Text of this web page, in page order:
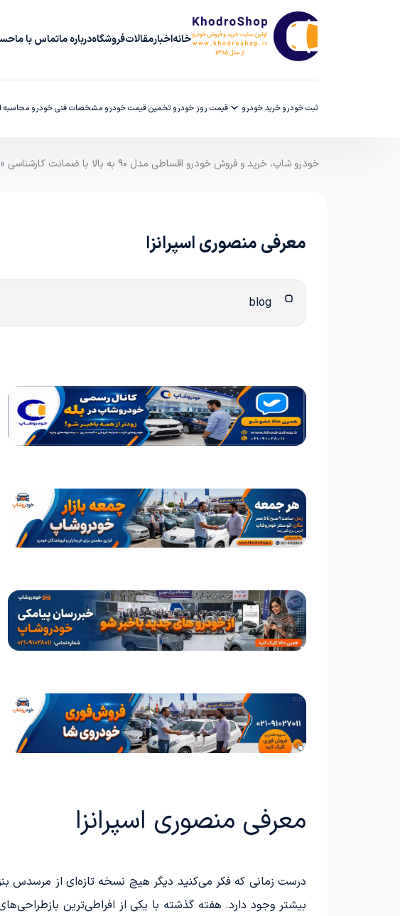
خانهاخبارمقالاتفروشگاهدرباره‌ ماتماس با ما
ثبت خودروخرید خودرو قیمت روز خودرو تخمین قیمت خودرو مشخصات فنی خودرو محاسبه
خودرو شاپ، خرید و فروش خودرو اقساطی مدل ۹۰ به بالا با ضمانت کارشناسی »
معرفی منصوری اسپرانزا
معرفی منصوری اسپرانزا
بیشتر وجود دارد. هفته گذشته با یکی از افراطی‌ترین